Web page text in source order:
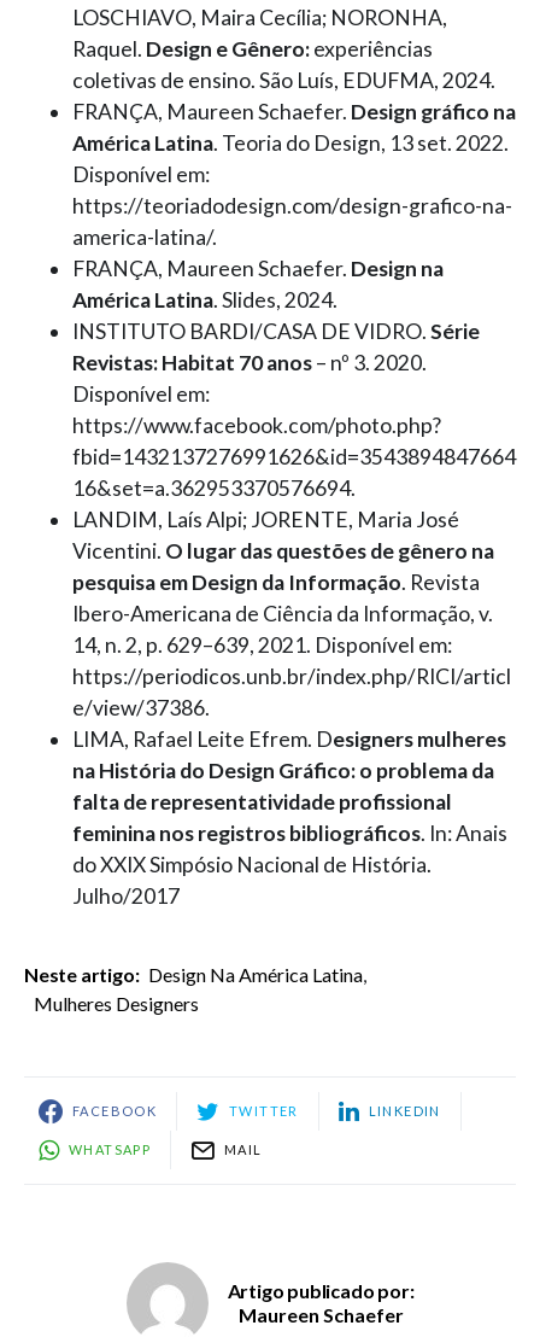
LOSCHIAVO, Maira Cecília; NORONHA,
Raquel. Design e Gênero:experiências
coletivas de ensino. São Luís, EDUFMA, 2024.
FRANÇA, Maureen Schaefer. Design gráfico na
América Latina. Teoria do Design, 13 set. 2022.
Disponível em:
https://teoriadodesign.com/design-grafico-na-
america-latina/.
FRANÇA, Maureen Schaefer. Design na
América Latina. Slides, 2024.
INSTITUTO BARDI/CASA DE VIDRO.Série
Revistas: Habitat 70 anos– nº 3. 2020.
Disponível em:
https://www.facebook.com/photo.php?
fbid=1432137276991626&id=3543894847664
16&set=a.362953370576694.
LANDIM, Laís Alpi; JORENTE, Maria José
Vicentini. O lugar das questões de gênero na
pesquisa em Design da Informação. Revista
Ibero-Americana de Ciência da Informação, v.
14, n. 2, p. 629–639, 2021. Disponível em:
https://periodicos.unb.br/index.php/RICI/articl
e/view/37386.
LIMA, Rafael Leite Efrem. Designers mulheres
na História do Design Gráfico: o problema da
falta de representatividade profissional
feminina nos registros bibliográficos. In: Anais
do XXIX Simpósio Nacional de História.
Julho/2017
Neste artigo: Design Na América Latina,
Mulheres Designers
FACEBOOK TWITTER LINKEDIN
WHATSAPP MAIL
Artigo publicado por:
Maureen Schaefer